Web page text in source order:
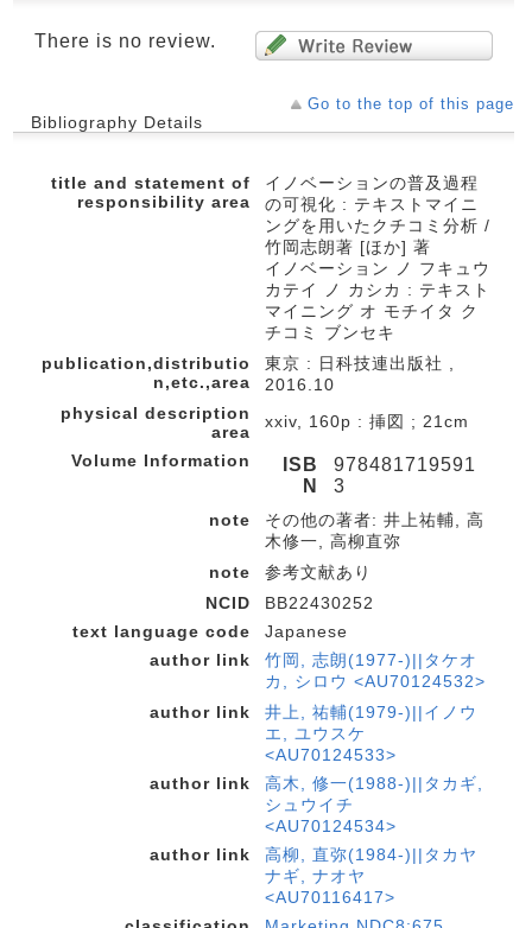
There is no review.
Go to the top of this page
Bibliography Details
title and statement of
responsibility area
イノベーションの普及過程
の可視化 : テキストマイニ
ングを用いたクチコミ分析 /
竹岡志朗著 [ほか] 著
イノベーション ノ フキュウ
カテイ ノ カシカ : テキスト
マイニング オ モチイタ ク
チコミ ブンセキ
publication,distributio
n,etc.,area
東京 : 日科技連出版社 ,
2016.10
physical description
area
xxiv, 160p : 挿図 ; 21cm
Volume Information
ISB
N
978481719591
3
note
その他の著者: 井上祐輔, 高
木修一, 高柳直弥
note
参考文献あり
NCID
BB22430252
text language code
Japanese
author link
竹岡, 志朗(1977-)||タケオ
カ, シロウ <AU70124532>
author link
井上, 祐輔(1979-)||イノウ
エ, ユウスケ
<AU70124533>
author link
高木, 修一(1988-)||タカギ,
シュウイチ
<AU70124534>
author link
高柳, 直弥(1984-)||タカヤ
ナギ, ナオヤ
<AU70116417>